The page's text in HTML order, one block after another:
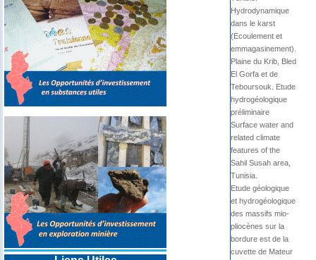
Hydrodynamique
dans le karst
(Ecoulement et
emmagasinement).
Plaine du Krib, Bled
El Gorfa et de
Teboursouk. Etude
hydrogéologique
préliminaire
Surface water and
related climate
features of the
Sahil Susah area,
Tunisia.
Etude géologique
et hydrogéologique
des massifs mio-
pliocènes sur la
bordure est de la
cuvette de Mateur